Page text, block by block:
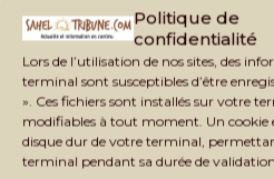
Politique de
confidentialité
Lors de l’utilisation de nos sites, des
terminal sont susceptibles d’être
». Ces fichiers sont installés sur votre
modifiables à tout moment. Un cookie
disque dur de votre terminal,
terminal pendant sa durée de
CATASTROPHES CLIMATIQUES
CAUTION 10 000 DOLLARS CAUTION
CÉDÉAO CEDEAO CEI
CEMAPI CEN-SNESUP
CENTRAFRIQUE